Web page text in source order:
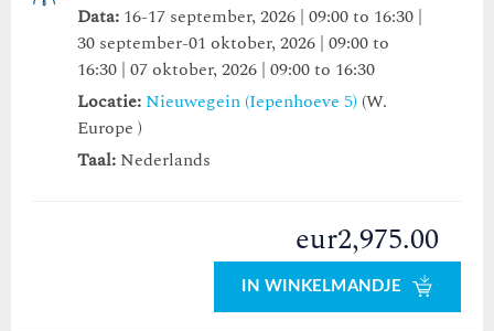
Data: 16-17 september, 2026 | 09:00 to 16:30 |
30 september-01 oktober, 2026 | 09:00 to
16:30 | 07 oktober, 2026 | 09:00 to 16:30
Locatie: Nieuwegein (Iepenhoeve 5) (W.
Europe )
Taal: Nederlands
eur2,975.00
IN WINKELMANDJE